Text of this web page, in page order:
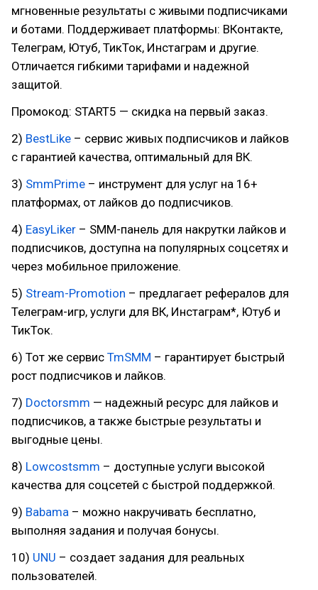
мгновенные результаты с живыми подписчиками
и ботами. Поддерживает платформы: ВКонтакте,
Телеграм, Ютуб, ТикТок, Инстаграм и другие.
Отличается гибкими тарифами и надежной
защитой.
Промокод: START5 — скидка на первый заказ.
2) BestLike – сервис живых подписчиков и лайков
с гарантией качества, оптимальный для ВК.
3) SmmPrime – инструмент для услуг на 16+
платформах, от лайков до подписчиков.
4) EasyLiker – SMM-панель для накрутки лайков и
подписчиков, доступна на популярных соцсетях и
через мобильное приложение.
5) Stream-Promotion – предлагает рефералов для
Телеграм-игр, услуги для ВК, Инстаграм*, Ютуб и
ТикТок.
6) Тот же сервис TmSMM – гарантирует быстрый
рост подписчиков и лайков.
7) Doctorsmm — надежный ресурс для лайков и
подписчиков, а также быстрые результаты и
выгодные цены.
8) Lowcostsmm – доступные услуги высокой
качества для соцсетей с быстрой поддержкой.
9) Babama – можно накручивать бесплатно,
выполняя задания и получая бонусы.
10) UNU – создает задания для реальных
пользователей.